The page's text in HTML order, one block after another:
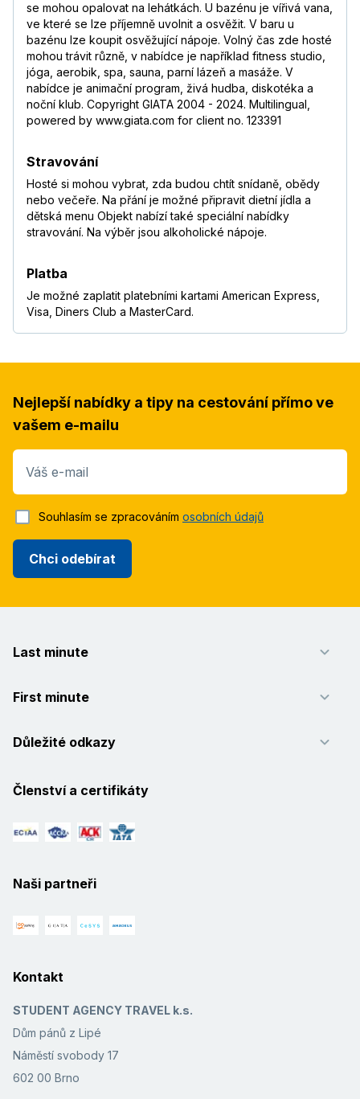
se mohou opalovat na lehátkách. U bazénu je vířivá vana,
ve které se lze příjemně uvolnit a osvěžit. V baru u
bazénu lze koupit osvěžující nápoje. Volný čas zde hosté
mohou trávit různě, v nabídce je například fitness studio,
jóga, aerobik, spa, sauna, parní lázeň a masáže. V
nabídce je animační program, živá hudba, diskotéka a
noční klub. Copyright GIATA 2004 - 2024. Multilingual,
powered by www.giata.com for client no. 123391
Stravování
Hosté si mohou vybrat, zda budou chtít snídaně, obědy
nebo večeře. Na přání je možné připravit dietní jídla a
dětská menu Objekt nabízí také speciální nabídky
stravování. Na výběr jsou alkoholické nápoje.
Platba
Je možné zaplatit platebními kartami American Express,
Visa, Diners Club a MasterCard.
Nejlepší nabídky a tipy na cestování přímo ve
vašem e-mailu
Váš e-mail
Chci odebírat
Souhlasím se zpracováním osobních údajů
Last minute
First minute
Důležité odkazy
Členství a certifikáty
Naši partneři
Kontakt
STUDENT AGENCY TRAVEL k.s.
Dům pánů z Lipé
Náměstí svobody 17
602 00 Brno